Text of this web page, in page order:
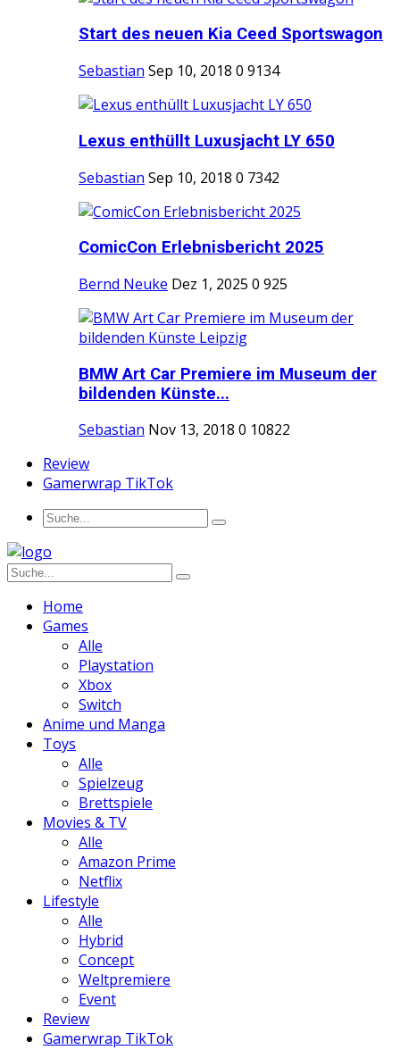
Start des neuen Kia Ceed Sportswagon
Sebastian Sep 10, 2018 0 9134
Lexus enthüllt Luxusjacht LY 650
Sebastian Sep 10, 2018 0 7342
ComicCon Erlebnisbericht 2025
Bernd Neuke Dez 1, 2025 0 925
BMW Art Car Premiere im Museum der
bildenden Künste...
Sebastian Nov 13, 2018 0 10822
Review
Gamerwrap TikTok
Home
Games
Alle
Playstation
Xbox
Switch
Anime und Manga
Toys
Alle
Spielzeug
Brettspiele
Movies & TV
Alle
Amazon Prime
Netflix
Lifestyle
Alle
Hybrid
Concept
Weltpremiere
Event
Review
Gamerwrap TikTok